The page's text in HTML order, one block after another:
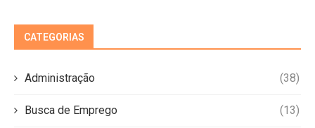
CATEGORIAS
Administração (38)
Busca de Emprego (13)